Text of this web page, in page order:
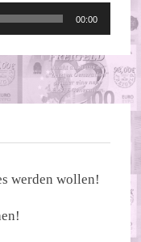
00:00
werden wollen!